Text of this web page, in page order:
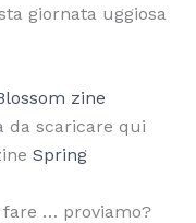
giornata uggiosa
da scaricare qui
Spring
… proviamo?